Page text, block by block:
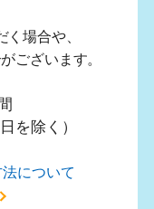
場合や、
ございます。
を除く）
について